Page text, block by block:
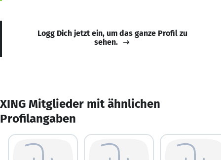
Logg Dich jetzt ein, um das ganze Profil zu
sehen.
XING Mitglieder mit ähnlichen
Profilangaben